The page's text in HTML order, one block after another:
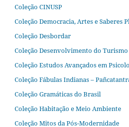
Coleção CINUSP
Coleção Democracia, Artes e Saberes
Coleção Desbordar
Coleção Desenvolvimento do Turismo
Coleção Estudos Avançados em
Coleção Fábulas Indianas –
Coleção Gramáticas do Brasil
Coleção Habitação e Meio Ambiente
Coleção Mitos da Pós-Modernidade